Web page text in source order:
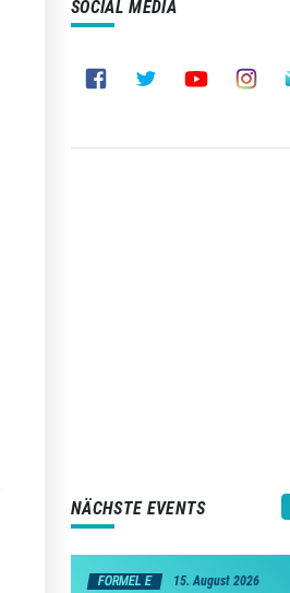
SOCIAL MEDIA
NÄCHSTE EVENTS
FORMEL E 15. August 2026